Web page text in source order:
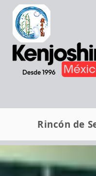
Rincón de